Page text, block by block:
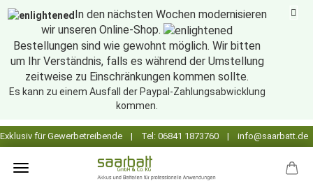
In den nächsten Wochen modernisieren
wir unseren Online-Shop.
Bestellungen sind wie gewohnt möglich. Wir bitten
um Ihr Verständnis, falls es während der Umstellung
zeitweise zu Einschränkungen kommen sollte.
Es kann zu einem Ausfall der Paypal-Zahlungsabwicklung
kommen.